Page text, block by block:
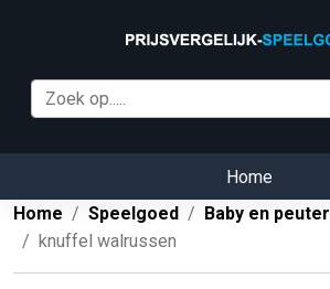
Home
Home
Speelgoed Baby en peuter
knuffel walrussen